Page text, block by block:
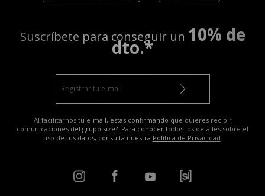
Suscríbete para conseguir un 10% de
dto.*
Al facilitarnos tu e-mail, estás confirmando que quieres recibir
comunicaciones del grupo size?. Para conocer todos los detalles sobre el
uso de tus datos, consulta nuestra Política de Privacidad